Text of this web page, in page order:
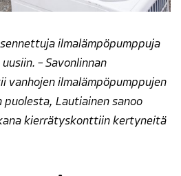
ilmalämpöpumppuja
– Savonlinnan
vanhojen ilmalämpöpumppujen
Lautiainen sanoo
kierrätyskonttiin kertyneitä